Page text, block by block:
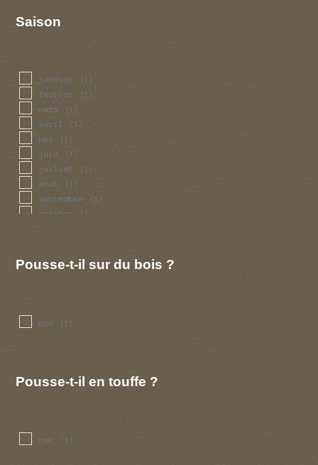
Saison
janvier (1)
fevrier (1)
mars (1)
avril (1)
mai (1)
juin (1)
juillet (1)
aout (1)
septembre (1)
octobre (1)
Pousse-t-il sur du bois ?
non (1)
Pousse-t-il en touffe ?
non (1)